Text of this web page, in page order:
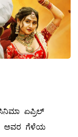
ಏಪ್ರಿಲ್‌
ಅವರ ಗೆಳೆಯ